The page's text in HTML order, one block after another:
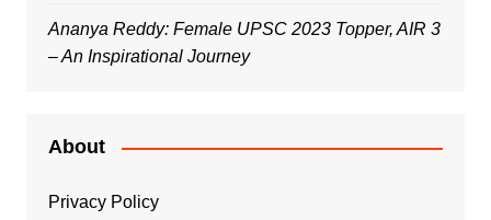
Ananya Reddy: Female UPSC 2023 Topper, AIR 3
– An Inspirational Journey
About
Privacy Policy